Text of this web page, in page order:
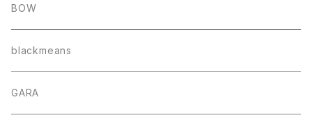
BOW
blackmeans
GARA